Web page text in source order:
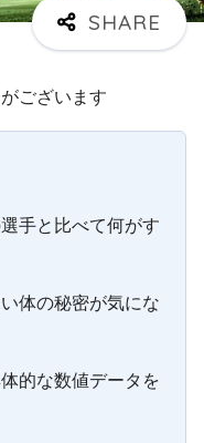
ございます
手と比べて何がす
体の秘密が気にな
的な数値データを